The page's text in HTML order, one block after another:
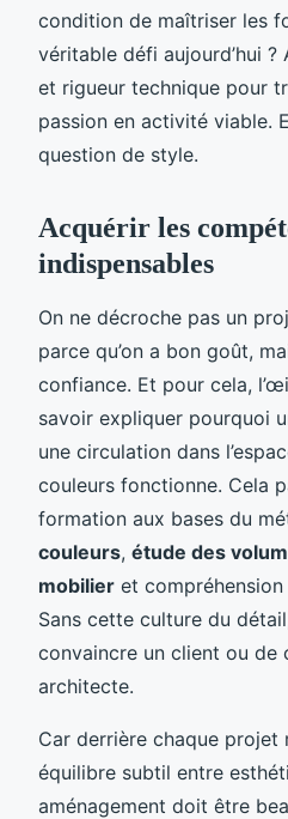
condition de maîtriser les
véritable défi aujourd’hui ?
et rigueur technique pour
passion en activité viable.
question de style.
Acquérir les
indispensables
On ne décroche pas un
parce qu’on a bon goût,
confiance. Et pour cela,
savoir expliquer pourquoi
une circulation dans
couleurs fonctionne. Cela
formation aux bases du
couleurs, étude des
mobilier et
Sans cette culture du
convaincre un client ou de
architecte.
Car derrière chaque projet
équilibre subtil entre
aménagement doit être